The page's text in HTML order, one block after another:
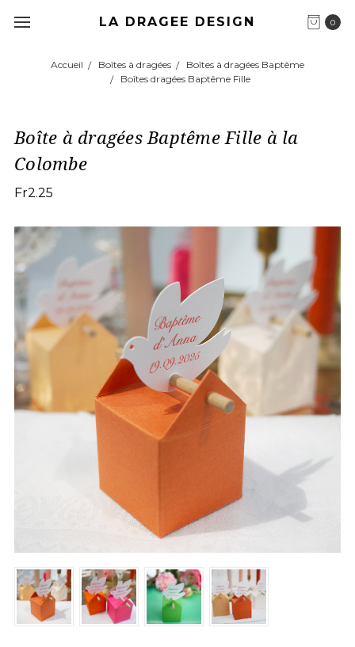
0
LA DRAGEE DESIGN
Accueil Boîtes à dragées
Boîtes à dragées Baptême
Boîtes dragées Baptême Fille
Boîte à dragées Baptême Fille à la
Colombe
Fr2.25